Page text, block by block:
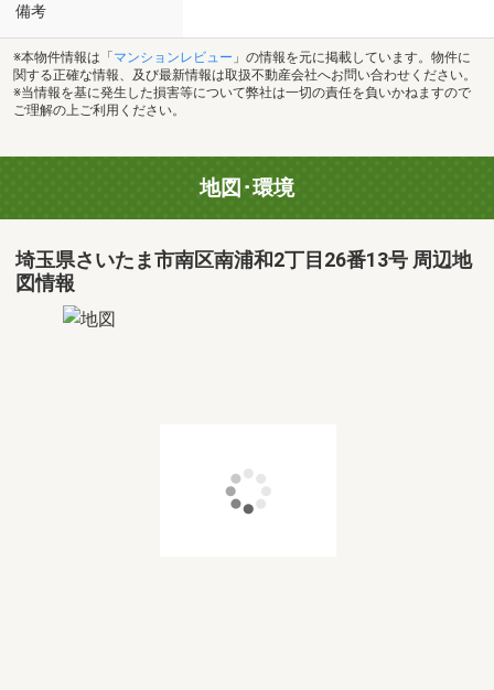
備考
※本物件情報は「 マンションレビュー 」の情報を元に掲載しています。物件に
関する正確な情報、及び最新情報は取扱不動産会社へお問い合わせください。
※当情報を基に発生した損害等について弊社は一切の責任を負いかねますので
ご理解の上ご利用ください。
地図･環境
埼玉県さいたま市南区南浦和2丁目26番13号 周辺地
図情報